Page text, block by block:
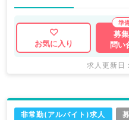
お気に入り
募
問い
求人更新
非常勤(アルバイト)求人